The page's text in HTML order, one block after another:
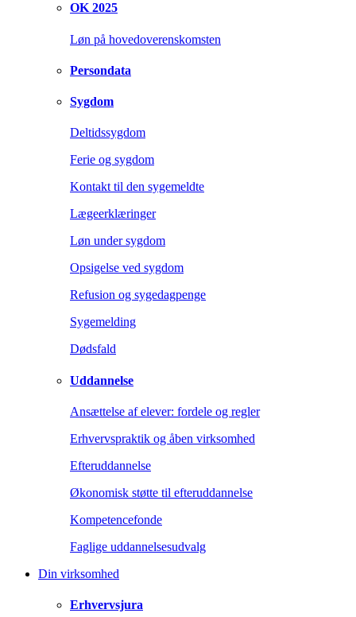
OK 2025
Løn på hovedoverenskomsten
Persondata
Sygdom
Deltidssygdom
Ferie og sygdom
Kontakt til den sygemeldte
Lægeerklæringer
Løn under sygdom
Opsigelse ved sygdom
Refusion og sygedagpenge
Sygemelding
Dødsfald
Uddannelse
Ansættelse af elever: fordele og regler
Erhvervspraktik og åben virksomhed
Efteruddannelse
Økonomisk støtte til efteruddannelse
Kompetencefonde
Faglige uddannelsesudvalg
Din virksomhed
Erhvervsjura